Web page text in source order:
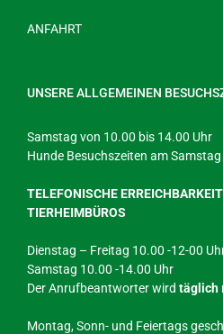
ANFAHRT
UNSERE ALLGEMEINEN
Samstag von 10.00 bis 14.00 Uhr
Hunde Besuchszeiten am
TELEFONISCHE
TIERHEIMBÜROS
Dienstag – Freitag 10.00 -12-00
Samstag 10.00 -14.00 Uhr
Der Anrufbeantworter wird täglich
Montag, Sonn- und Feiertags